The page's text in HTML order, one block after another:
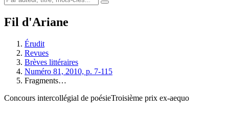
Fil d'Ariane
Érudit
Revues
Brèves littéraires
Numéro 81, 2010, p. 7-115
Fragments…
Concours intercollégial de poésieTroisième prix ex-aequo